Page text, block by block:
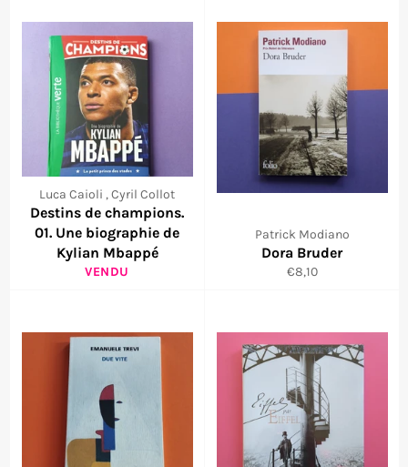
Luca Caioli , Cyril Collot
Destins de champions.
01. Une biographie de
Kylian Mbappé
VENDU
Patrick Modiano
Dora Bruder
Prix
€8,10